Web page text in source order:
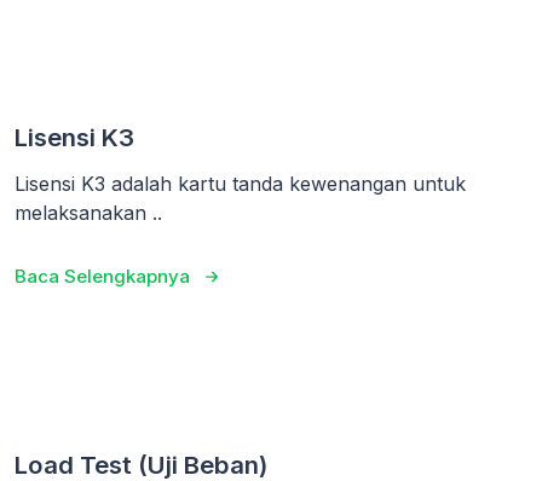
Lisensi K3
Lisensi K3 adalah kartu tanda kewenangan untuk
melaksanakan ..
Baca Selengkapnya
Load Test (Uji Beban)